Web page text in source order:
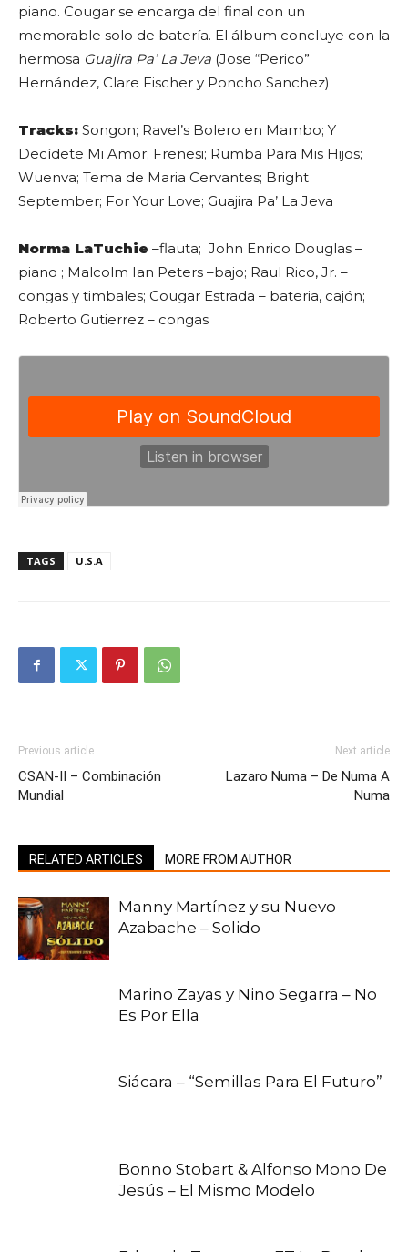
piano. Cougar se encarga del final con un
memorable solo de batería. El álbum concluye con la
hermosa Guajira Pa’ La Jeva (Jose “Perico”
Hernández, Clare Fischer y Poncho Sanchez)
Tracks: Songon; Ravel’s Bolero en Mambo; Y
Decídete Mi Amor; Frenesi; Rumba Para Mis Hijos;
Wuenva; Tema de Maria Cervantes; Bright
September; For Your Love; Guajira Pa’ La Jeva
Norma LaTuchie –flauta; John Enrico Douglas –
piano ; Malcolm Ian Peters –bajo; Raul Rico, Jr. –
congas y timbales; Cougar Estrada – bateria, cajón;
Roberto Gutierrez – congas
TAGS U.S.A
Previous article
CSAN-II – Combinación
Mundial
Next article
Lazaro Numa – De Numa A
Numa
RELATED ARTICLES MORE FROM AUTHOR
Manny Martínez y su Nuevo
Azabache – Solido
Marino Zayas y Nino Segarra – No
Es Por Ella
Siácara – “Semillas Para El Futuro”
Bonno Stobart & Alfonso Mono De
Jesús – El Mismo Modelo